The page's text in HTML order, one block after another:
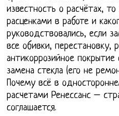
известность о расчётах,
расценками в работе и
руководствовались, если
все обивки, перестановку,
антикоррозийное покрытие
замена стекла (его не
Почему всё в
расчетами Ренессанс –
соглашается.